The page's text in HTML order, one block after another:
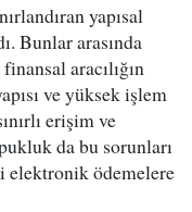
yapısal
Bunlar arasında
aracılığın
ve yüksek işlem
erişim ve
da bu sorunları
elektronik ödemelere